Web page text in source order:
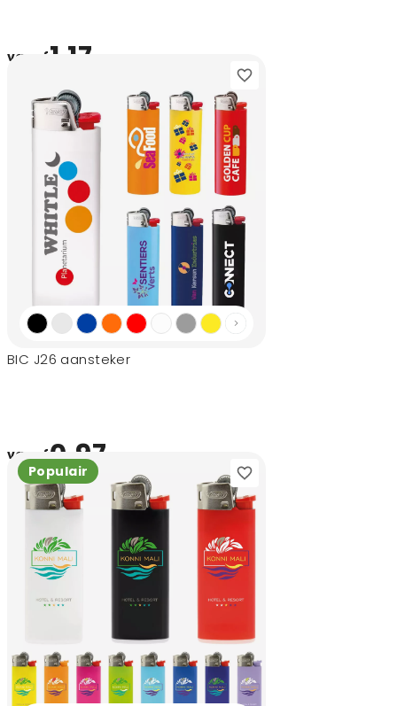
vanaf1,17
BIC J26 aansteker
vanaf0,97
Populair